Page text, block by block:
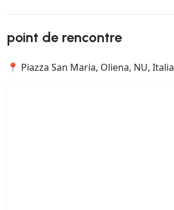
point de rencontre
📍 Piazza San Maria, Oliena, NU, Italia